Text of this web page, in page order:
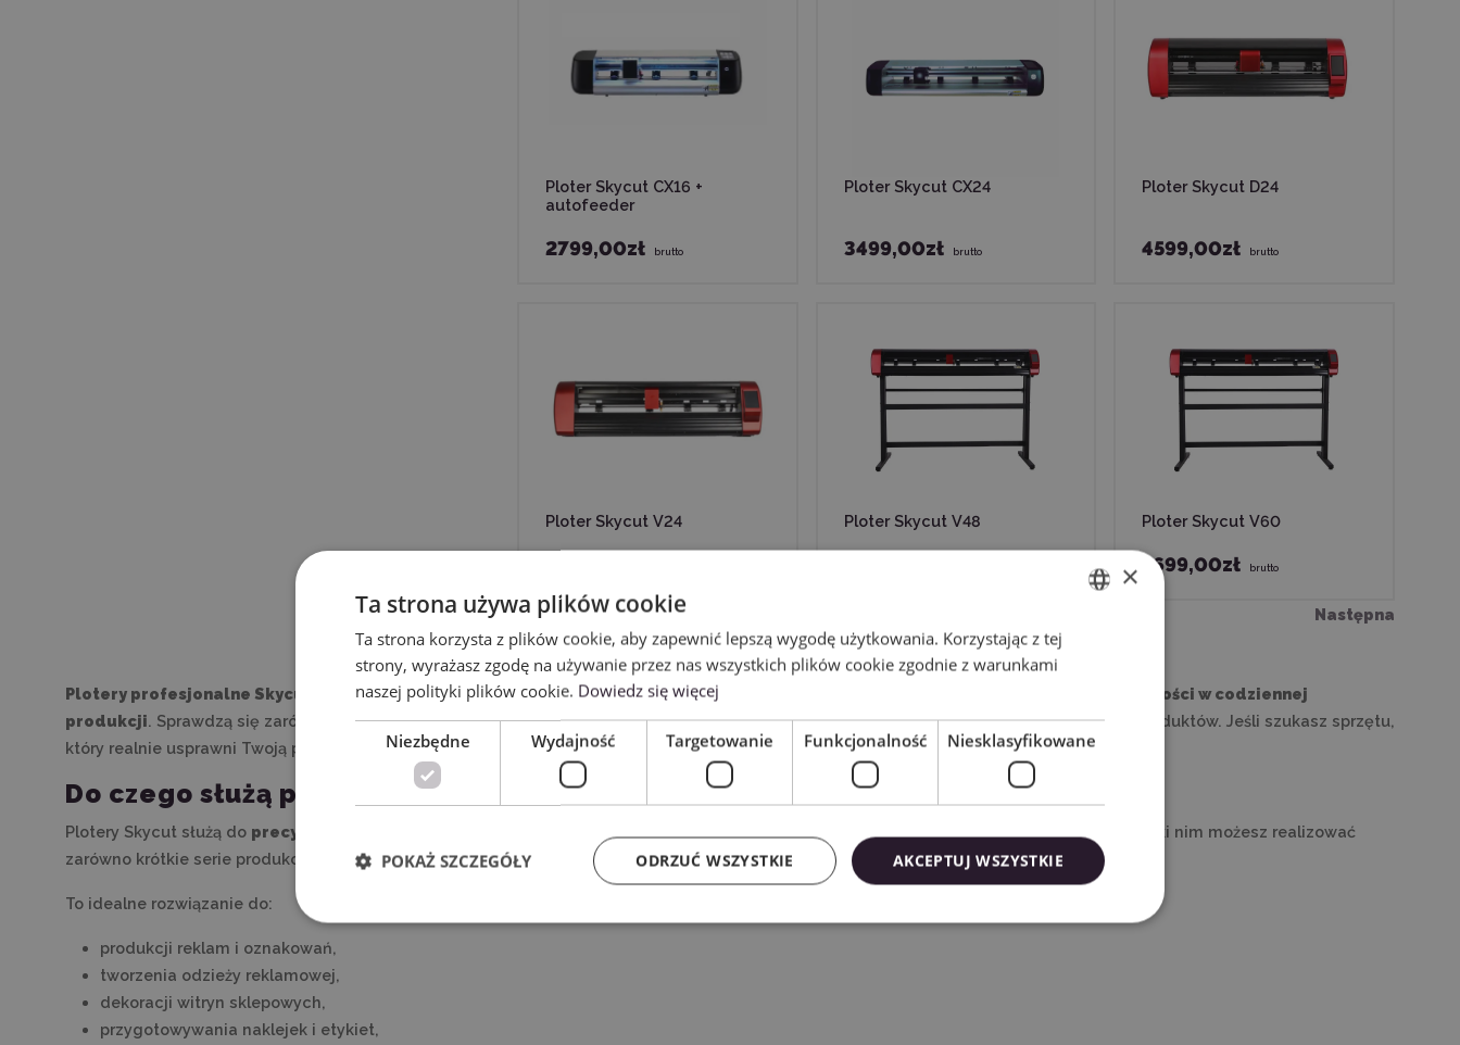
Ploter Skycut CX16 +
autofeeder
2799,00zł brutto
Ploter Skycut CX24
3499,00zł brutto
Ploter Skycut D24
4599,00zł brutto
Ploter Skycut V24 Ploter Skycut V48 Ploter Skycut V60
5699,00zł brutto
Poprzednia Następna
Plotery profesjonalne Skycut to zaawansowane urządzenia tnące przeznaczone dla firm, które oczekują
precyzji, szybkości i niezawodności w codziennej
produkcji. Sprawdzą się zarówno w profesjonalnych drukarniach, studiach reklamy, jak i w pracowniach zajmujących się personalizacją produktów. Jeśli szukasz sprzętu,
który realnie usprawni Twoją pracę i podniesie jakość realizacji – ta kategoria jest dla Ciebie.
Do czego służą plotery profesjonalne Skycut?
Plotery Skycut służą do precyzyjnego wycinania folii samoprzylepnych, flex, flock, papieru, szablonów oraz grafik reklamowych
. Dzięki nim możesz realizować
zarówno krótkie serie produkcyjne, jak i pojedyncze, spersonalizowane projekty.
To idealne rozwiązanie do:
produkcji reklam i oznakowań,
tworzenia odzieży reklamowej,
dekoracji witryn sklepowych,
przygotowywania naklejek i etykiet,
×
Ta strona używa plików cookie
Ta strona korzysta z plików cookie, aby zapewnić lepszą wygodę użytkowania. Korzystając z tej
strony, wyrażasz zgodę na używanie przez nas wszystkich plików cookie zgodnie z warunkami
naszej polityki plików cookie. Dowiedz się więcej
Niezbędne Wydajność Targetowanie Funkcjonalność Niesklasyfikowane
AKCEPTUJ WSZYSTKIE
ODRZUĆ WSZYSTKIE
POKAŻ SZCZEGÓŁY